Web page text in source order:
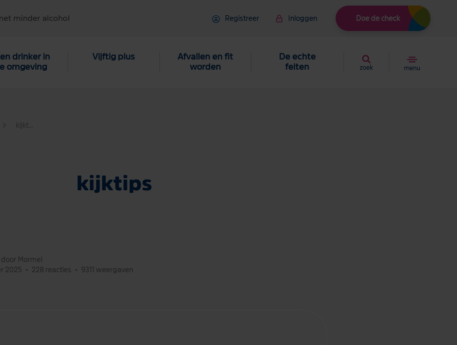
minder alcohol Registreer Inloggen Doe de check
drinker in
je omgeving
Vijftig plus
Afvallen en fit
worden
De echte
feiten
zoek menu
kijktips
Mormel
2025
• 228 reacties • 9311 weergaven